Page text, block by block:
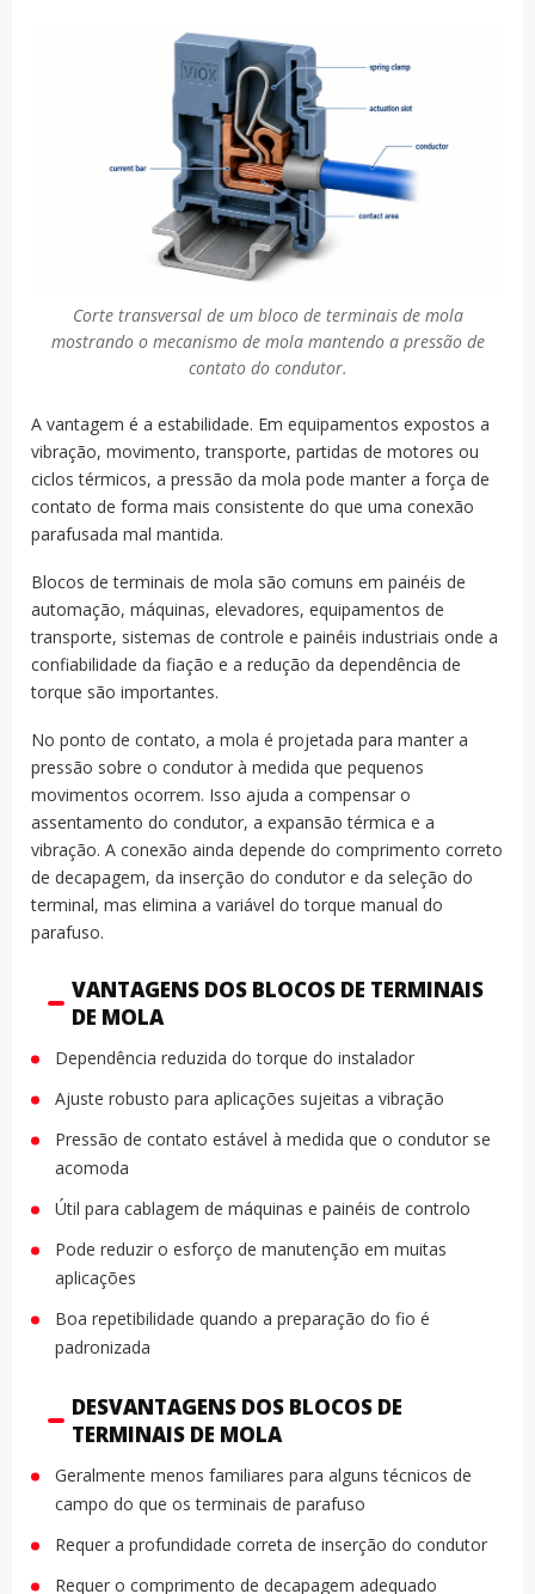
Corte transversal de um bloco de terminais de mola
mostrando o mecanismo de mola mantendo a pressão de
contato do condutor.
A vantagem é a estabilidade. Em equipamentos expostos a
vibração, movimento, transporte, partidas de motores ou
ciclos térmicos, a pressão da mola pode manter a força de
contato de forma mais consistente do que uma conexão
parafusada mal mantida.
Blocos de terminais de mola são comuns em painéis de
automação, máquinas, elevadores, equipamentos de
transporte, sistemas de controle e painéis industriais onde a
confiabilidade da fiação e a redução da dependência de
torque são importantes.
No ponto de contato, a mola é projetada para manter a
pressão sobre o condutor à medida que pequenos
movimentos ocorrem. Isso ajuda a compensar o
assentamento do condutor, a expansão térmica e a
vibração. A conexão ainda depende do comprimento correto
de decapagem, da inserção do condutor e da seleção do
terminal, mas elimina a variável do torque manual do
parafuso.
VANTAGENS DOS BLOCOS DE TERMINAIS
DE MOLA
Dependência reduzida do torque do instalador
Ajuste robusto para aplicações sujeitas a vibração
Pressão de contato estável à medida que o condutor se
acomoda
Útil para cablagem de máquinas e painéis de controlo
Pode reduzir o esforço de manutenção em muitas
aplicações
Boa repetibilidade quando a preparação do fio é
padronizada
DESVANTAGENS DOS BLOCOS DE
TERMINAIS DE MOLA
Geralmente menos familiares para alguns técnicos de
campo do que os terminais de parafuso
Requer a profundidade correta de inserção do condutor
Requer o comprimento de decapagem adequado